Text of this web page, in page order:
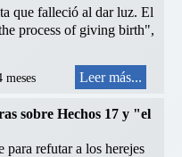
que falleció al dar luz. El
process of giving birth",
meses Leer más...
sobre Hechos 17 y "el
para refutar a los herejes